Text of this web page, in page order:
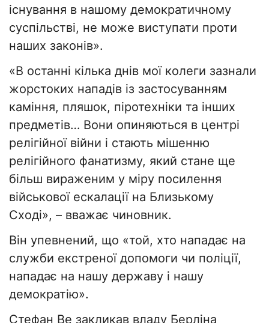
існування в нашому демократичному
суспільстві, не може виступати проти
наших законів».
«В останні кілька днів мої колеги зазнали
жорстоких нападів із застосуванням
каміння, пляшок, піротехніки та інших
предметів… Вони опиняються в центрі
релігійної війни і стають мішенню
релігійного фанатизму, який стане ще
більш вираженим у міру посилення
військової ескалації на Близькому
Сході», – вважає чиновник.
Він упевнений, що «той, хто нападає на
служби екстреної допомоги чи поліції,
нападає на нашу державу і нашу
демократію».
Стефан Ве закликав владу Берліна